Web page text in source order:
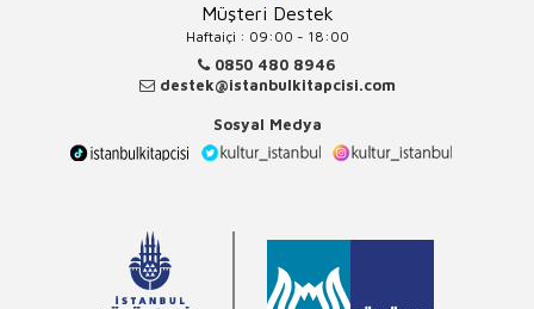
Müşteri Destek
Haftaiçi : 09:00 - 18:00
0850 480 8946
destek@istanbulkitapcisi.com
Sosyal Medya